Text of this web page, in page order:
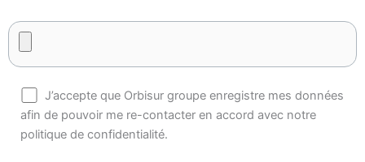
J’accepte que Orbisur groupe enregistre mes données
afin de pouvoir me re-contacter en accord avec notre
politique de confidentialité.